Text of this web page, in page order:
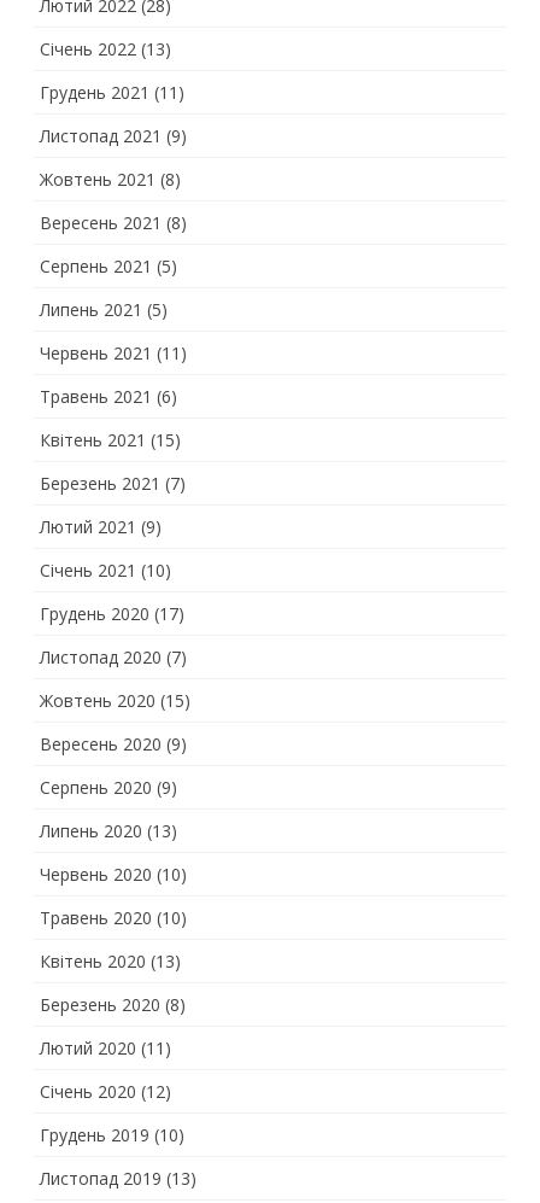
Лютий 2022 (28)
Січень 2022 (13)
Грудень 2021 (11)
Листопад 2021 (9)
Жовтень 2021 (8)
Вересень 2021 (8)
Серпень 2021 (5)
Липень 2021 (5)
Червень 2021 (11)
Травень 2021 (6)
Квітень 2021 (15)
Березень 2021 (7)
Лютий 2021 (9)
Січень 2021 (10)
Грудень 2020 (17)
Листопад 2020 (7)
Жовтень 2020 (15)
Вересень 2020 (9)
Серпень 2020 (9)
Липень 2020 (13)
Червень 2020 (10)
Травень 2020 (10)
Квітень 2020 (13)
Березень 2020 (8)
Лютий 2020 (11)
Січень 2020 (12)
Грудень 2019 (10)
Листопад 2019 (13)